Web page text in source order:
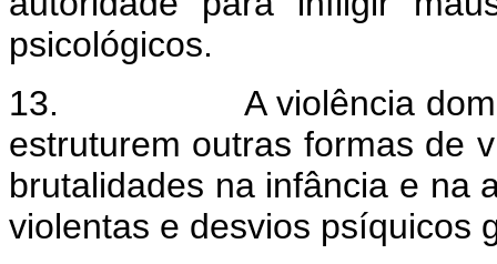
psicológicos.
13.
A violência
estruturem outras formas de
brutalidades na infância e na
violentas e desvios psíquicos